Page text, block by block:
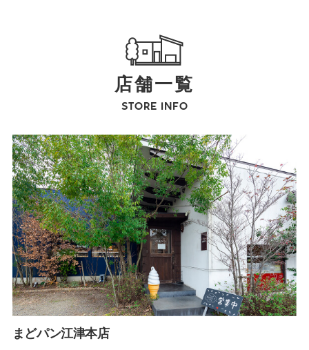
店舗一覧
STORE INFO
まどパン江津本店